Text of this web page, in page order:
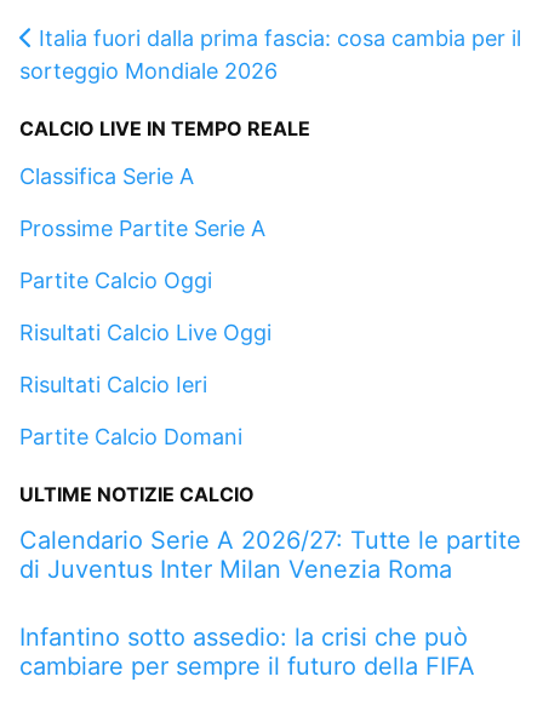
Italia fuori dalla prima fascia: cosa cambia per il
sorteggio Mondiale 2026
CALCIO LIVE IN TEMPO REALE
Classifica Serie A
Prossime Partite Serie A
Partite Calcio Oggi
Risultati Calcio Live Oggi
Risultati Calcio Ieri
Partite Calcio Domani
ULTIME NOTIZIE CALCIO
Calendario Serie A 2026/27: Tutte le partite
di Juventus Inter Milan Venezia Roma
Infantino sotto assedio: la crisi che può
cambiare per sempre il futuro della FIFA